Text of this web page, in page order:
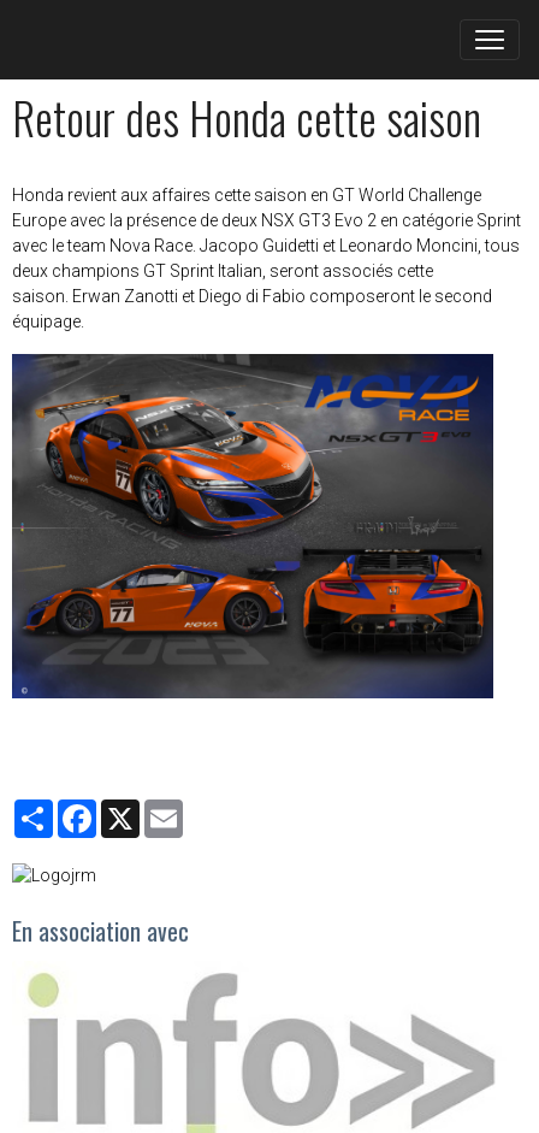
Retour des Honda cette saison
Honda revient aux affaires cette saison en GT World Challenge
Europe avec la présence de deux NSX GT3 Evo 2 en catégorie Sprint
avec le team Nova Race. Jacopo Guidetti et Leonardo Moncini, tous
deux champions GT Sprint Italian, seront associés cette
saison. Erwan Zanotti et Diego di Fabio composeront le second
équipage.
PartagerFacebook
X
En association avec